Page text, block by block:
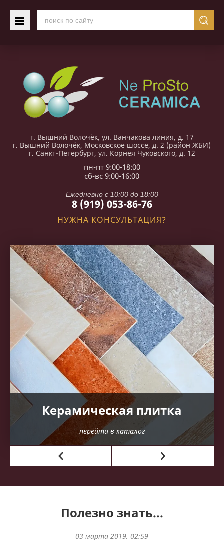
г. Вышний Волочёк, ул. Ванчакова линия, д. 17
г. Вышний Волочёк, Московское шоссе, д. 2 (район ЖБИ)
г. Санкт-Петербург, ул. Корнея Чуковского, д. 12
пн-пт 9:00-18:00
сб-вс 9:00-16:00
Ежедневно с 10:00 до 18:00
8 (919) 053-86-76
НУЖНА КОНСУЛЬТАЦИЯ?
Керамическая плитка
перейти в каталог
Полезно знать...
03 марта 2019, 02:59